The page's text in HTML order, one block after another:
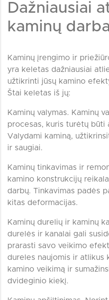
Dažniausiai
kaminų
Kaminų įrengimo ir
yra keletas dažniausiai
užtikrinti jūsų kamino
Štai keletas iš jų:
Kaminų valymas. Kaminų
procesas, kuris turėtų būti
Valydami kaminą,
ir saugiai.
Kaminų tinkavimas ir
kamino konstrukcijų
darbų. Tinkavimas padės
kitas deformacijas.
Kaminų durelių ir kaminų
durelės ir kanalai gali
prarasti savo veikimo
dureles naujomis ir atlikus
kamino veikimą ir
dvideginio kiekį.